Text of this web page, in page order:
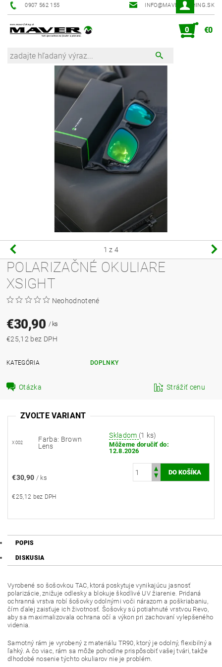
0907 562 155 INFO@MAVER-FISHING.SK
0 €0
1 z 4
POLARIZAČNÉ OKULIARE
XSIGHT
Neohodnotené
€30,90 / ks
€25,12 bez DPH
KATEGÓRIA DOPLNKY
Otázka Strážiť cenu
ZVOĽTE VARIANT
X002
Farba: Brown
Lens
Skladom (1 ks)
Môžeme doručiť do:
12.8.2026
€30,90 / ks
€25,12 bez DPH
POPIS
DISKUSIA
Vyrobené so šošovkou TAC, ktorá poskytuje vynikajúcu jasnosť
polarizácie, znižuje odlesky a blokuje škodlivé UV žiarenie. Pridaná
ochranná vrstva robí šošovky odolnými voči nárazom a poškriabaniu,
čím ďalej zaisťuje ich životnosť. Šošovky sú potiahnuté vrstvou Revo,
aby sa maximalizovala ochrana očí a výkon pri zachovaní vylepšeného
videnia.
Samotný rám je vyrobený z materiálu TR90, ktorý je odolný, flexibilný a
ľahký. A čo viac, rám sa môže pohodlne prispôsobiť vašej tvári, takže
dlhodobé nosenie týchto okuliarov nie je problém.